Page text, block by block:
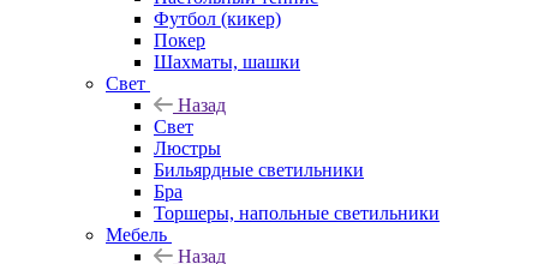
Футбол (кикер)
Покер
Шахматы, шашки
Свет
Назад
Свет
Люстры
Бильярдные светильники
Бра
Торшеры, напольные светильники
Мебель
Назад